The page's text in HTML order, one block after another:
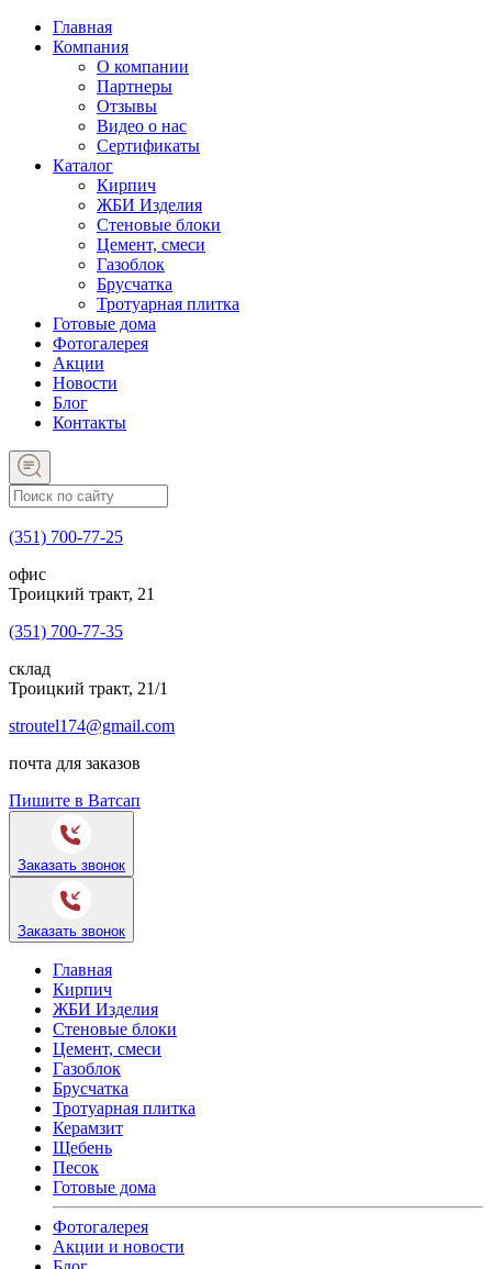
Главная
Компания
О компании
Партнеры
Отзывы
Видео о нас
Сертификаты
Каталог
Кирпич
ЖБИ Изделия
Стеновые блоки
Цемент, смеси
Газоблок
Брусчатка
Тротуарная плитка
Готовые дома
Фотогалерея
Акции
Новости
Блог
Контакты
(351) 700-77-25
офис
Троицкий тракт, 21
(351) 700-77-35
склад
Троицкий тракт, 21/1
stroutel174@gmail.com
почта для заказов
Пишите в Ватсап
Заказать звонок
Заказать звонок
Главная
Кирпич
ЖБИ Изделия
Стеновые блоки
Цемент, смеси
Газоблок
Брусчатка
Тротуарная плитка
Керамзит
Щебень
Песок
Готовые дома
Фотогалерея
Акции и новости